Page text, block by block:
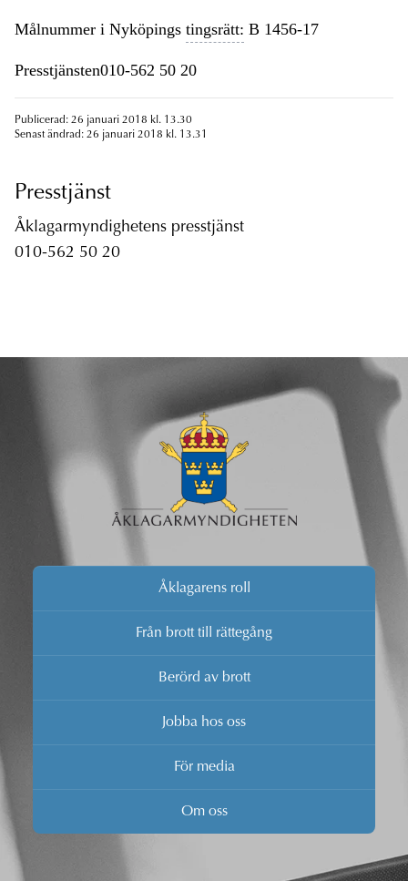
Målnummer i Nyköpings tingsrätt: B 1456-17
Presstjänsten010-562 50 20
Publicerad: 26 januari 2018 kl. 13.30
Senast ändrad: 26 januari 2018 kl. 13.31
Presstjänst
Åklagarmyndighetens presstjänst
010-562 50 20
Åklagarens roll
Från brott till rättegång
Berörd av brott
Jobba hos oss
För media
Om oss